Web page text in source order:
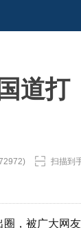
道打
扫描到
圈，被广大网友